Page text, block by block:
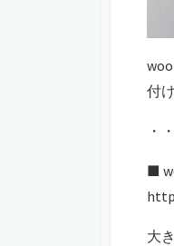
付
・
■
大